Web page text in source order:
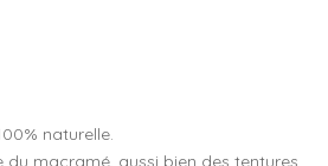
naturelle.
du macramé, aussi bien des tentures